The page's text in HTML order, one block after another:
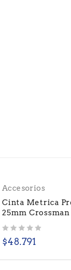
Accesorios
Cinta Metrica
25mm Crossman
$48.791